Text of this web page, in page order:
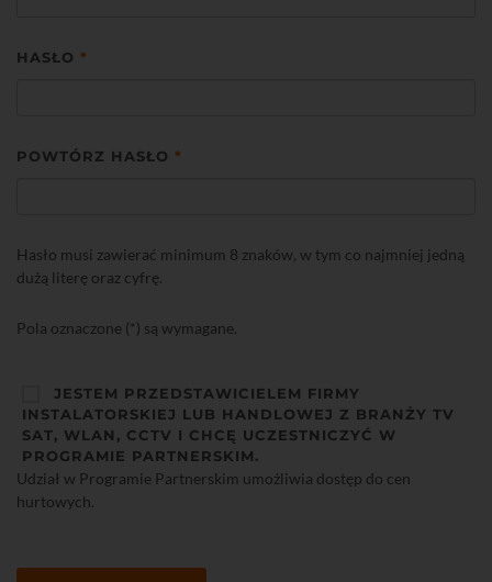
HASŁO *
POWTÓRZ HASŁO *
Hasło musi zawierać minimum 8 znaków, w tym co najmniej jedną
dużą literę oraz cyfrę.
Pola oznaczone (*) są wymagane.
JESTEM PRZEDSTAWICIELEM FIRMY
INSTALATORSKIEJ LUB HANDLOWEJ Z BRANŻY TV
SAT, WLAN, CCTV I CHCĘ UCZESTNICZYĆ W
PROGRAMIE PARTNERSKIM.
Udział w Programie Partnerskim umożliwia dostęp do cen
hurtowych.